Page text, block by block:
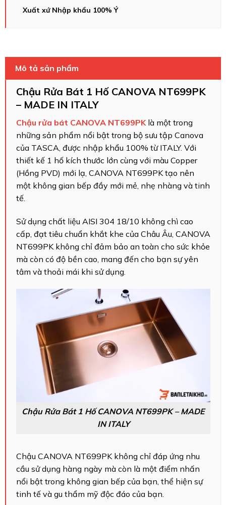
Xuất xứ Nhập khẩu 100% Ý
Mô tả sản phẩm
Chậu Rửa Bát 1 Hố CANOVA NT699PK
– MADE IN ITALY
Chậu rửa bát CANOVA NT699PKlà một trong
những sản phẩm nổi bật trong bộ sưu tập Canova
của TASCA, được nhập khẩu 100% từ ITALY. Với
thiết kế 1 hố kích thước lớn cùng với màu Copper
(Hồng PVD) mới lạ, CANOVA NT699PK tạo nên
một không gian bếp đầy mới mẻ, nhẹ nhàng và tinh
tế.
Sử dụng chất liệu AISI 304 18/10 không chì cao
cấp, đạt tiêu chuẩn khắt khe của Châu Âu, CANOVA
NT699PK không chỉ đảm bảo an toàn cho sức khỏe
mà còn có độ bền cao, mang đến cho bạn sự yên
tâm và thoải mái khi sử dụng.
Chậu Rửa Bát 1 Hố CANOVA NT699PK – MADE
IN ITALY
Chậu CANOVA NT699PK không chỉ đáp ứng nhu
cầu sử dụng hàng ngày mà còn là một điểm nhấn
nổi bật trong không gian bếp của bạn, thể hiện sự
tinh tế và gu thẩm mỹ độc đáo của bạn.